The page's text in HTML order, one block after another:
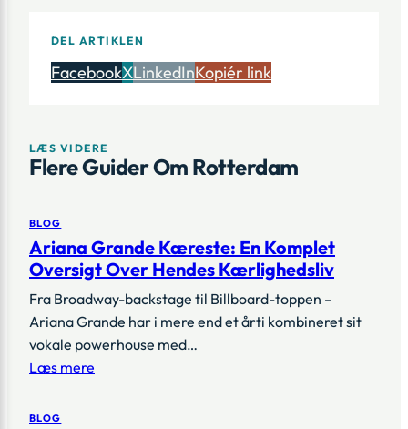
DEL ARTIKLEN
FacebookXLinkedInKopiér link
LÆS VIDERE
Flere Guider Om Rotterdam
BLOG
Ariana Grande Kæreste: En Komplet
Oversigt Over Hendes Kærlighedsliv
Fra Broadway-backstage til Billboard-toppen –
Ariana Grande har i mere end et årti kombineret sit
vokale powerhouse med…
Læs mere
BLOG